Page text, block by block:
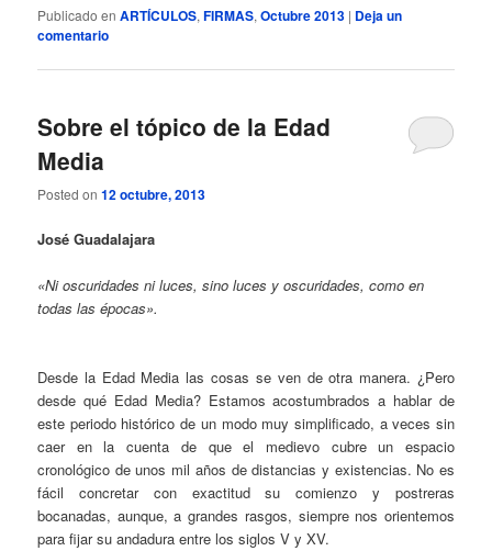
Publicado en ARTÍCULOS,FIRMAS,Octubre 2013 | Deja un
comentario
Sobre el tópico de la Edad
Media
Posted on12 octubre, 2013
José Guadalajara
«Ni oscuridades ni luces, sino luces y oscuridades, como en
todas las épocas».
Desde la Edad Media las cosas se ven de otra manera. ¿Pero
desde qué Edad Media? Estamos acostumbrados a hablar de
este periodo histórico de un modo muy simplificado, a veces sin
caer en la cuenta de que el medievo cubre un espacio
cronológico de unos mil años de distancias y existencias. No es
fácil concretar con exactitud su comienzo y postreras
bocanadas, aunque, a grandes rasgos, siempre nos orientemos
para fijar su andadura entre los siglos V y XV.